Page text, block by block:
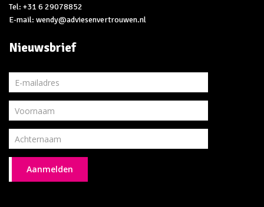
Tel: +31 6 29078852
E-mail: wendy@adviesenvertrouwen.nl
Nieuwsbrief
Aanmelden